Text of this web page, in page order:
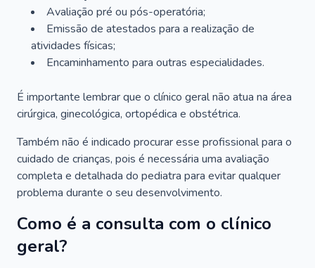
Avaliação pré ou pós-operatória;
Emissão de atestados para a realização de
atividades físicas;
Encaminhamento para outras especialidades.
É importante lembrar que o clínico geral não atua na área
cirúrgica, ginecológica, ortopédica e obstétrica.
Também não é indicado procurar esse profissional para o
cuidado de crianças, pois é necessária uma avaliação
completa e detalhada do pediatra para evitar qualquer
problema durante o seu desenvolvimento.
Como é a consulta com o clínico
geral?